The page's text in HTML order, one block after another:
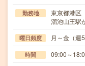
勤務地
東京都港区
溜池山王駅
曜日頻度 月～金（
時間 09:00～